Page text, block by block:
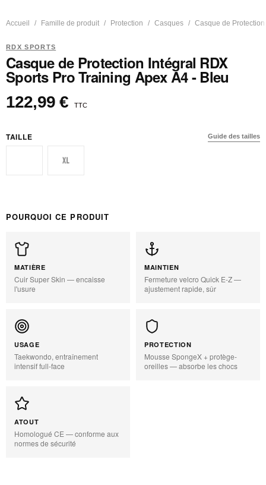
Accueil Famille de produit Protection Casques Casque de
RDX SPORTS
Casque de Protection Intégral RDX
Sports Pro Training Apex A4 - Bleu
122,99 € TTC
TAILLE
XL
Guide des tailles
POURQUOI CE PRODUIT
MATIÈRE
Cuir Super Skin — encaisse
l'usure
MAINTIEN
Fermeture velcro Quick E-Z —
ajustement rapide, sûr
USAGE
Taekwondo, entraînement
intensif full-face
PROTECTION
Mousse SpongeX + protège-
oreilles — absorbe les chocs
ATOUT
Homologué CE — conforme aux
normes de sécurité